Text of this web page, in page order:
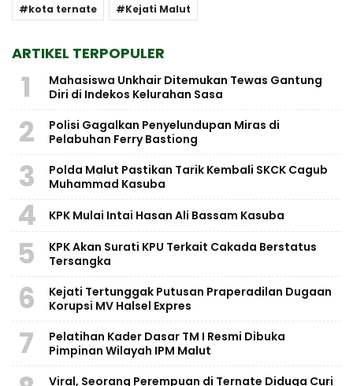
kota ternate
Kejati Malut
ARTIKEL TERPOPULER
1
Mahasiswa Unkhair Ditemukan Tewas Gantung
Diri di Indekos Kelurahan Sasa
2
Polisi Gagalkan Penyelundupan Miras di
Pelabuhan Ferry Bastiong
3
Polda Malut Pastikan Tarik Kembali SKCK Cagub
Muhammad Kasuba
4 KPK Mulai Intai Hasan Ali Bassam Kasuba
5
KPK Akan Surati KPU Terkait Cakada Berstatus
Tersangka
6
Kejati Tertunggak Putusan Praperadilan Dugaan
Korupsi MV Halsel Expres
7
Pelatihan Kader Dasar TM I Resmi Dibuka
Pimpinan Wilayah IPM Malut
Viral, Seorang Perempuan di Ternate Diduga Curi